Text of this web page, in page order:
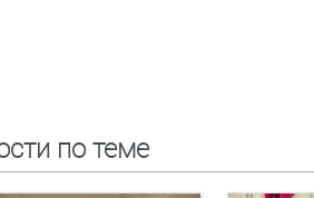
по теме